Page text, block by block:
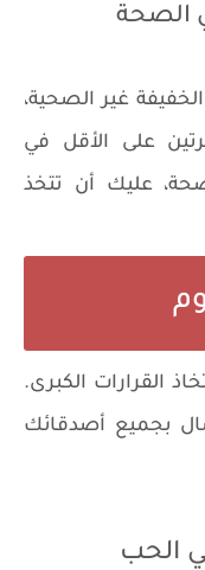
الصحة
غير الصحية،
على الأقل في
عليك أن تتخذ
القرارات الكبرى.
بجميع أصدقائك
الحب